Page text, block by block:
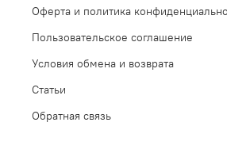
Оферта и политика
Пользовательское соглашение
Условия обмена и возврата
Статьи
Обратная связь